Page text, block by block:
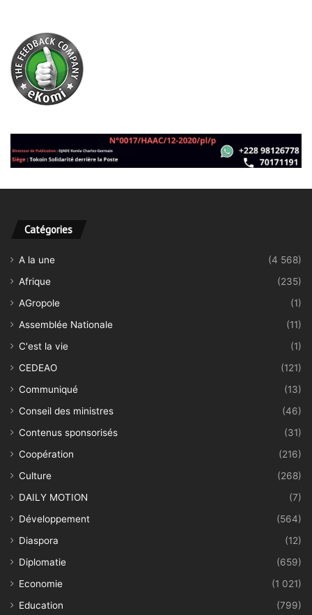
Catégories
A la une
(4 568)
Afrique
(235)
AGropole
(1)
Assemblée Nationale
(11)
C'est la vie
(1)
CEDEAO
(121)
Communiqué
(13)
Conseil des ministres
(46)
Contenus sponsorisés
(31)
Coopération
(216)
Culture
(268)
DAILY MOTION
(7)
Développement
(564)
Diaspora
(12)
Diplomatie
(659)
Economie
(1 021)
Education
(799)